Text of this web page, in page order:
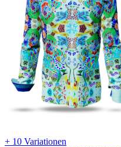
+ 10 Variationen